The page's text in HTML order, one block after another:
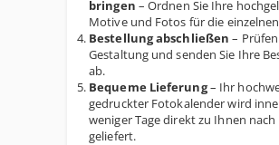
bringen – Ordnen Sie Ihre
Motive und Fotos für die
Bestellung abschließen–
Gestaltung und senden Sie Ihre
ab.
Bequeme Lieferung– Ihr
gedruckter Fotokalender wird
weniger Tage direkt zu Ihnen nach
geliefert.